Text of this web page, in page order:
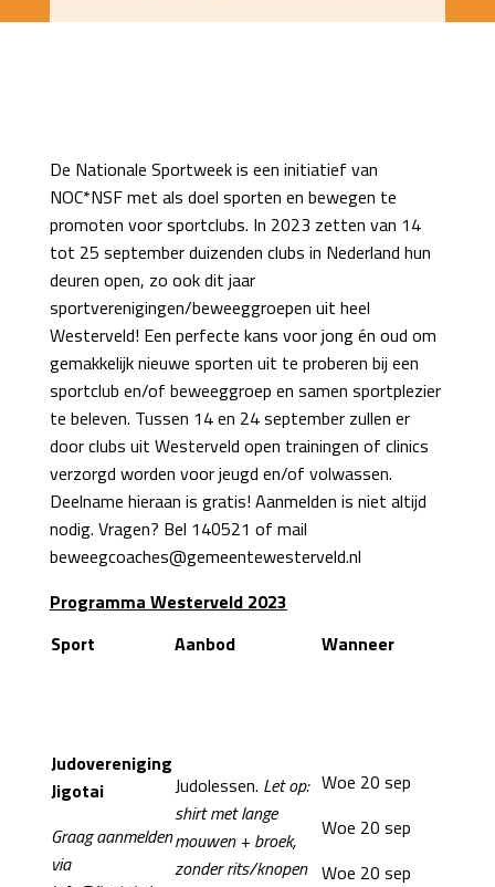
De Nationale Sportweek is een initiatief van
NOC*NSF met als doel sporten en bewegen te
promoten voor sportclubs. In 2023 zetten van 14
tot 25 september duizenden clubs in Nederland hun
deuren open, zo ook dit jaar
sportverenigingen/beweeggroepen uit heel
Westerveld! Een perfecte kans voor jong én oud om
gemakkelijk nieuwe sporten uit te proberen bij een
sportclub en/of beweeggroep en samen sportplezier
te beleven. Tussen 14 en 24 september zullen er
door clubs uit Westerveld open trainingen of clinics
verzorgd worden voor jeugd en/of volwassen.
Deelname hieraan is gratis! Aanmelden is niet altijd
nodig. Vragen? Bel 140521 of mail
beweegcoaches@gemeentewesterveld.nl
Programma Westerveld 2023
Sport
Aanbod Wanneer
Judovereniging
Jigotai
Graag aanmelden
via
Judolessen. Let op:
shirt met lange
mouwen + broek,
zonder rits/knopen
Woe 20 sep
Woe 20 sep
Woe 20 sep